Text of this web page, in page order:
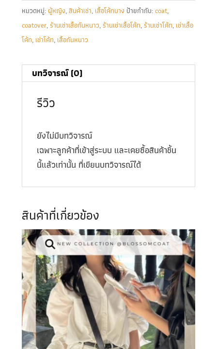
หมวดหมู่:ผู้หญิง,สินค้าเช่า, เสื้อโค้ทบาง ป้ายกำกับ:coat,
coatover,ร้านเช่าเสื้อกันหนาว,ร้านเช่าเสื้อโค้ท,ร้านเช่าโค้ท, เช่าเสื้อ
โค้ท, เช่าโค้ท, เสื้อกันหนาว
บทวิจารณ์ (0)
รีวิว
ยังไม่มีบทวิจารณ์
เฉพาะลูกค้าที่เข้าสู่ระบบ และเคยซื้อสินค้าชิ้น
นี้แล้วเท่านั้น ที่เขียนบทวิจารณ์ได้
สินค้าที่เกี่ยวข้อง